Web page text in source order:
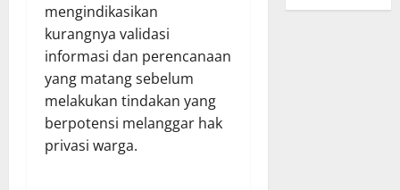
mengindikasikan
kurangnya validasi
informasi dan perencanaan
yang matang sebelum
melakukan tindakan yang
berpotensi melanggar hak
privasi warga.